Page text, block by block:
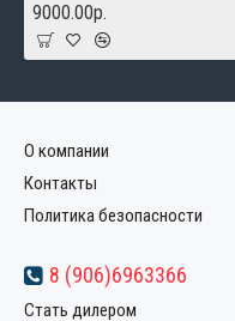
9000.00р.
О компании
Контакты
Политика безопасности
8 (906)6963366
Стать дилером